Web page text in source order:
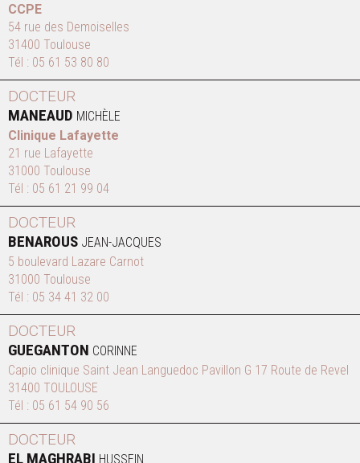
CCPE
54 rue des Demoiselles
31400 Toulouse
Tél : 05 61 53 80 80
DOCTEUR
MANEAUD MICHÈLE
Clinique Lafayette
21 rue Lafayette
31000 Toulouse
Tél : 05 61 21 99 04
DOCTEUR
BENAROUS JEAN-JACQUES
5 boulevard Lazare Carnot
31000 Toulouse
Tél : 05 34 41 32 00
DOCTEUR
GUEGANTON CORINNE
Capio clinique Saint Jean Languedoc Pavillon G 17 Route de Revel
31400 TOULOUSE
Tél : 05 61 54 90 56
DOCTEUR
EL MAGHRABI HUSSEIN